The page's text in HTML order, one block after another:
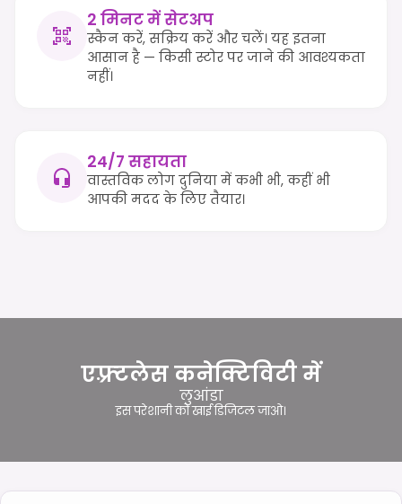
2 मिनट में सेटअप
स्कैन करें, सक्रिय करें और चलें। यह इतना
आसान है — किसी स्टोर पर जाने की आवश्यकता
नहीं।
24/7 सहायता
वास्तविक लोग दुनिया में कभी भी, कहीं भी
आपकी मदद के लिए तैयार।
एफ़्र्टलेस कनेक्टिविटी में
लुआंडा
इस परेशानी को खाई डिजिटल जाओ।